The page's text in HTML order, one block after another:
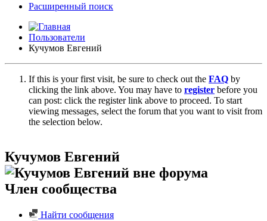
Расширенный поиск
Пользователи
Кучумов Евгений
If this is your first visit, be sure to check out the FAQ by
clicking the link above. You may have to register before you
can post: click the register link above to proceed. To start
viewing messages, select the forum that you want to visit from
the selection below.
Кучумов Евгений
Член сообщества
Найти сообщения